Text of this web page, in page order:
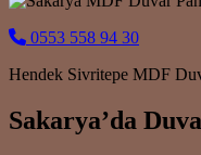
0553 558 94 30
Hendek Sivritepe MDF
Sakarya’da